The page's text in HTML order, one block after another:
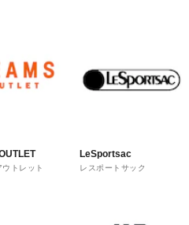
ウトレット
LeSportsac
レスポートサック